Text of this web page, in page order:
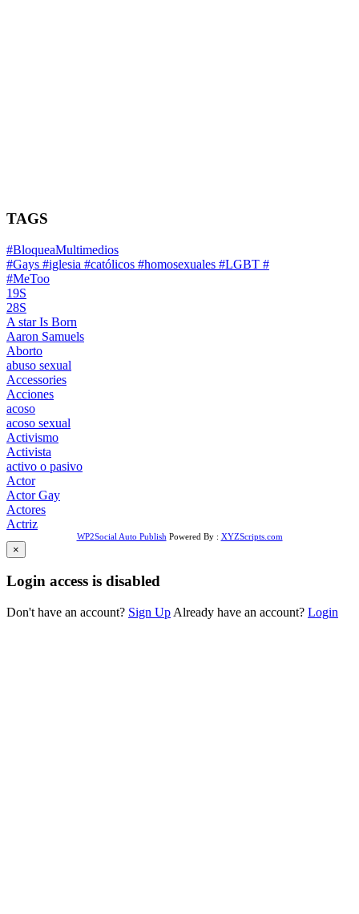
TAGS
#BloqueaMultimedios
#Gays #iglesia #católicos #homosexuales #LGBT #
#MeToo
19S
28S
A star Is Born
Aaron Samuels
Aborto
abuso sexual
Accessories
Acciones
acoso
acoso sexual
Activismo
Activista
activo o pasivo
Actor
Actor Gay
Actores
Actriz
WP2Social Auto Publish Powered By : XYZScripts.com
×
Login access is disabled
Don't have an account? Sign Up Already have an account? Login